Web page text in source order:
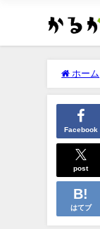
ホーム
Facebook
post
はてブ